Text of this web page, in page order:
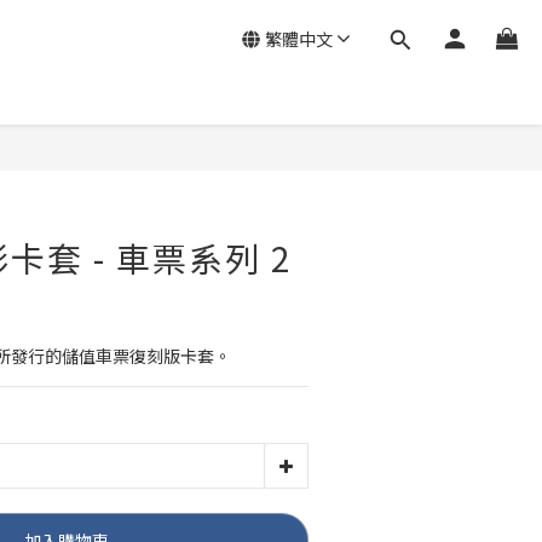
繁體中文
套 - 車票系列 2
行的儲值車票復刻版卡套。